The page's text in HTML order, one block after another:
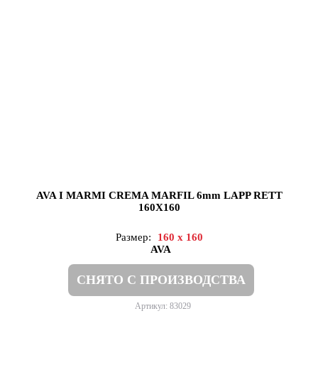
AVA I MARMI CREMA MARFIL 6mm LAPP RETT
160X160
Размер:
160 x 160
AVA
СНЯТО С ПРОИЗВОДСТВА
Артикул: 83029